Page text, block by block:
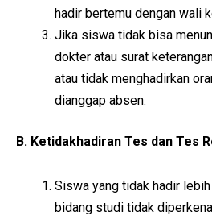
hadir bertemu dengan wali
Jika siswa tidak bisa
dokter atau surat
atau tidak menghadirkan
dianggap absen.
B. Ketidakhadiran Tes dan Tes
Siswa yang tidak hadir
bidang studi tidak